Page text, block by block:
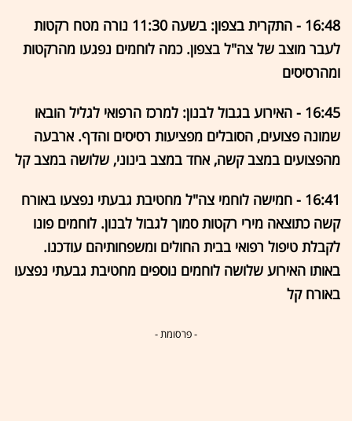
16:48 - התקרית בצפון: בשעה 11:30 נורה מטח רקטות
לעבר מוצב של צה"ל בצפון. כמה לוחמים נפגעו מהרקטות
ומהרסיסים
16:45 - האירוע בגבול לבנון: למרכז הרפואי לגליל הובאו
שמונה פצועים, הסובלים מפציעות רסיסים והדף. ארבעה
מהפצועים במצב קשה, אחד במצב בינוני, שלושה במצב קל
16:41 - חמישה לוחמי צה"ל מחטיבת גבעתי נפצעו באורח
קשה כתוצאה מירי רקטות סמוך לגבול לבנון. לוחמים פונו
לקבלת טיפול רפואי בבית החולים ומשפחותיהם עודכנו.
באותו האירוע שלושה לוחמים נוספים מחטיבת גבעתי נפצעו
באורח קל
- פרסומת -